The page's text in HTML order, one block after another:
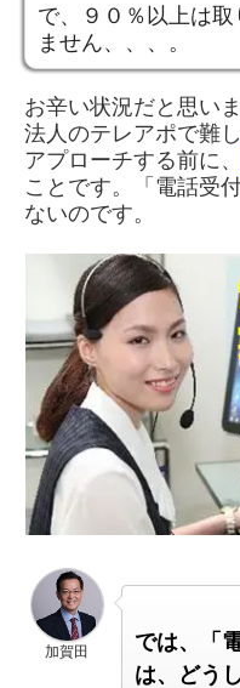
で、９０％以上は
ません、、、。
お辛い状況だと思いま
法人のテレアポで難
アプローチする前に、
ことです。「電話受
ないのです。
加賀田
では、「
は、どう